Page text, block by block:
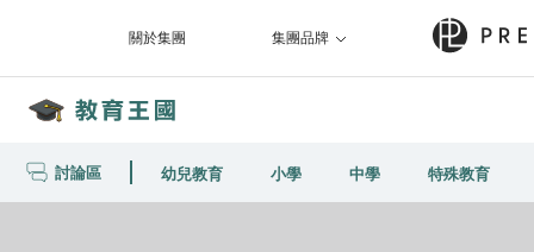
關於集團 集團品牌
討論區 幼兒教育 小學 中學 特殊教育